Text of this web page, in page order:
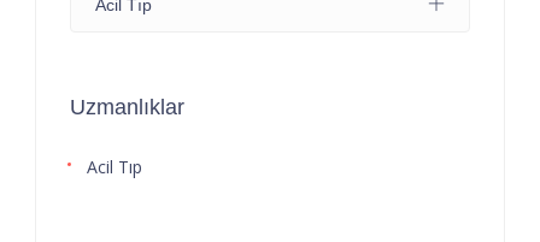
Acil Tıp
Uzmanlıklar
Acil Tıp